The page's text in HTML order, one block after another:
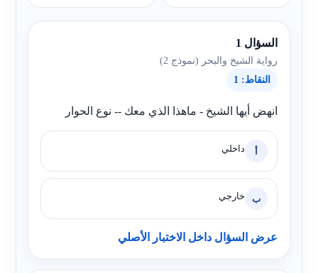
السؤال 1
رواية الشيخ والبحر (نموذج 2)
النقاط: 1
انهض أيها الشيخ - ماهذا الذي معك -- نوع الحوار
أ داخلي
ب خارجي
عرض السؤال داخل الاختبار الأصلي